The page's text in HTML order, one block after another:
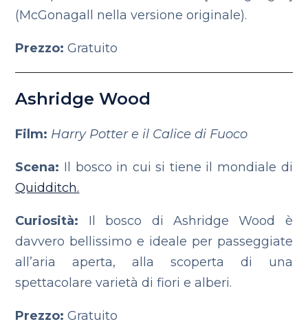
(McGonagall nella versione originale).
Prezzo:Gratuito
Ashridge Wood
Film: Harry Potter e il Calice di Fuoco
Scena: Il bosco in cui si tiene il mondiale di
Quidditch.
Curiosità: Il bosco di Ashridge Wood è
davvero bellissimo e ideale per passeggiate
all’aria aperta, alla scoperta di una
spettacolare varietà di fiori e alberi.
Prezzo: Gratuito